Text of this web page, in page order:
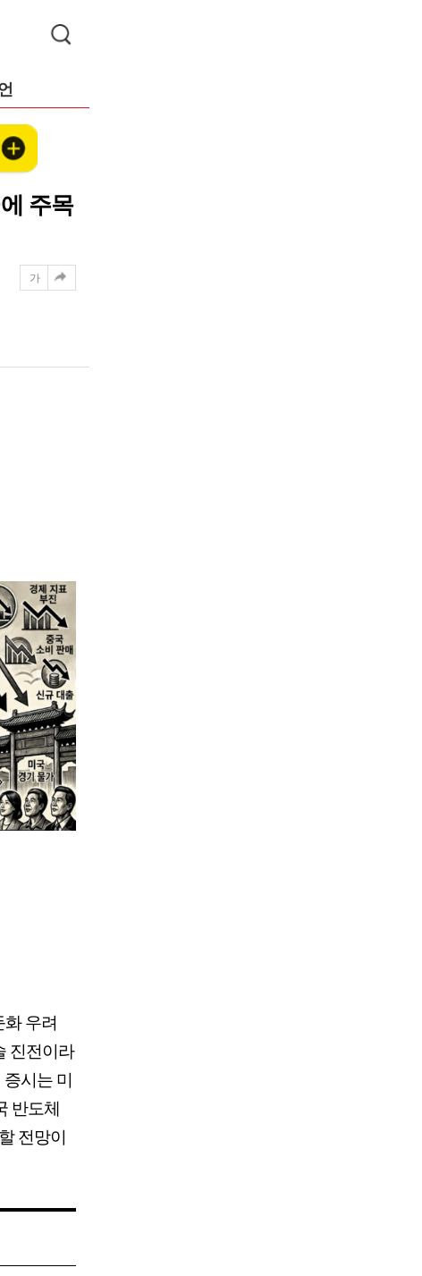
주목
가
우려
진전이라
시는 미
반도체
전망이